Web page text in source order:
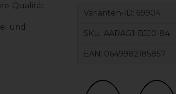
Qualität.
und
Varianten-ID: 69904
SKU: AARAG1-BJJ0-84
EAN: 0649982185857